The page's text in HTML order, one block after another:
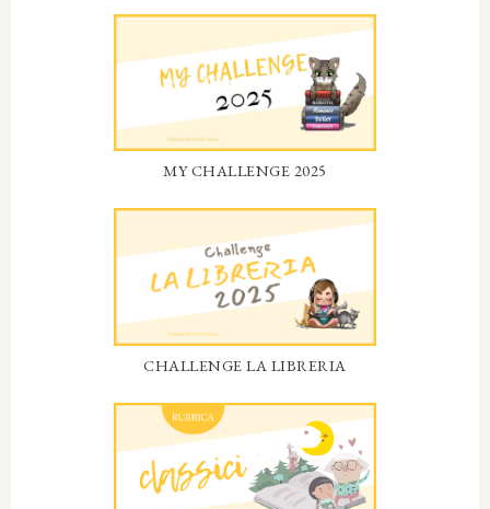
MY CHALLENGE 2025
CHALLENGE LA LIBRERIA